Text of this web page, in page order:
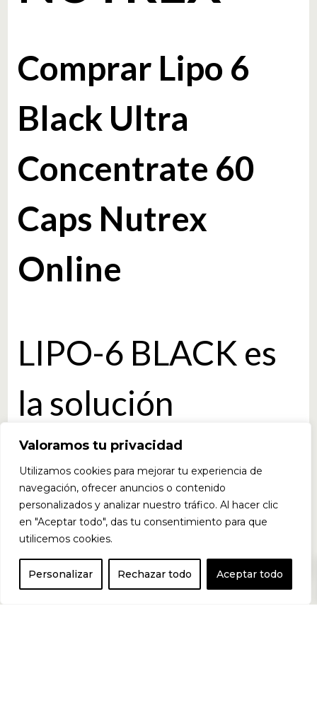
Valoramos tu privacidad
Utilizamos cookies para mejorar tu experiencia de
navegación, ofrecer anuncios o contenido
personalizados y analizar nuestro tráfico. Al hacer clic
en "Aceptar todo", das tu consentimiento para que
utilicemos cookies.
Personalizar Rechazar todo Aceptar todo
Comprar Lipo 6
Black Ultra
Concentrate 60
Caps Nutrex
Online
LIPO-6 BLACK es
la solución
definitiva para
quemar grasa,
aprovechando el
poder de potentes